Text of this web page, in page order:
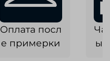
Оплата посл
е примерки